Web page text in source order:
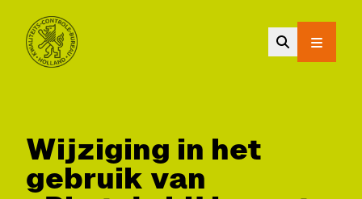
Wijziging in het
gebruik van